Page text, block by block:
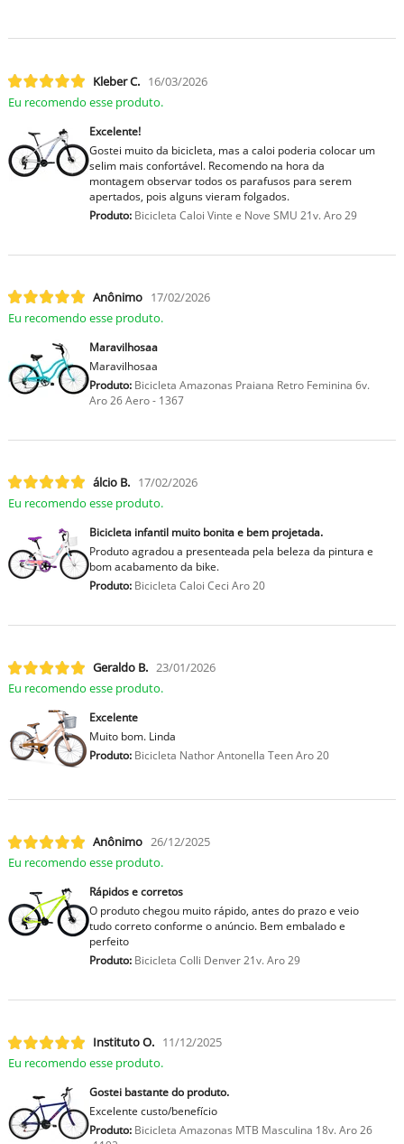
Kleber C. 16/03/2026
Eu recomendo esse produto.
Excelente!
Gostei muito da bicicleta, mas a caloi poderia colocar um
selim mais confortável. Recomendo na hora da
montagem observar todos os parafusos para serem
apertados, pois alguns vieram folgados.
Produto:Bicicleta Caloi Vinte e Nove SMU 21v. Aro 29
Anônimo 17/02/2026
Eu recomendo esse produto.
Maravilhosaa
Maravilhosaa
Produto:Bicicleta Amazonas Praiana Retro Feminina 6v.
Aro 26 Aero - 1367
lcio B. 17/02/2026
Eu recomendo esse produto.
Bicicleta infantil muito bonita e bem projetada.
Produto agradou a presenteada pela beleza da pintura e
bom acabamento da bike.
Produto:Bicicleta Caloi Ceci Aro 20
Geraldo B. 23/01/2026
Eu recomendo esse produto.
Excelente
Muito bom. Linda
Produto:Bicicleta Nathor Antonella Teen Aro 20
Anônimo 26/12/2025
Eu recomendo esse produto.
Rápidos e corretos
O produto chegou muito rápido, antes do prazo e veio
tudo correto conforme o anúncio. Bem embalado e
perfeito
Produto:Bicicleta Colli Denver 21v. Aro 29
Instituto O. 11/12/2025
Eu recomendo esse produto.
Gostei bastante do produto.
Excelente custo/benefício
Produto:Bicicleta Amazonas MTB Masculina 18v. Aro 26